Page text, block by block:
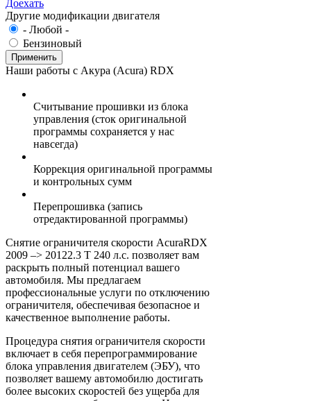
Доехать
Другие модификации двигателя
- Любой -
Бензиновый
Наши работы с Акура (Acura) RDX
Считывание прошивки из блока
управления (сток оригинальной
программы сохраняется у нас
навсегда)
Коррекция оригинальной программы
и контрольных сумм
Перепрошивка (запись
отредактированной программы)
Снятие ограничителя скорости AcuraRDX
2009 –> 20122.3 T 240 л.с. позволяет вам
раскрыть полный потенциал вашего
автомобиля. Мы предлагаем
профессиональные услуги по отключению
ограничителя, обеспечивая безопасное и
качественное выполнение работы.
Процедура снятия ограничителя скорости
включает в себя перепрограммирование
блока управления двигателем (ЭБУ), что
позволяет вашему автомобилю достигать
более высоких скоростей без ущерба для